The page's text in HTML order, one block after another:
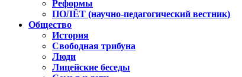
Реформы
ПОЛЁТ (научно-педагогический вестник)
Общество
История
Свободная трибуна
Люди
Лицейские беседы